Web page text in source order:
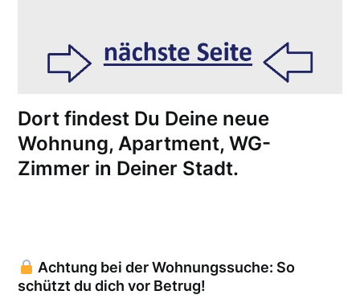
Dort findest Du Deine neue
Wohnung, Apartment, WG-
Zimmer in Deiner Stadt.
Achtung bei der Wohnungssuche: So
schützt du dich vor Betrug!